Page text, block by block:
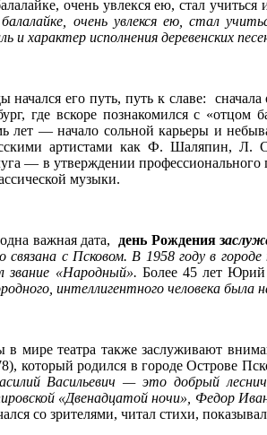
очень увлекся ею, стал учиться
очень увлекся ею, стал
и характер исполнения деревенских
начался его путь, путь к славе:
где вскоре познакомился с
лет — начало сольной карьеры и
артистами как Ф. Шаляпин, Л.
— в утверждении
музыки.
важная дата, день Рождения з
с Псковом. В 1958 году в
звание «Народный». Более 45 лет Юрий
интеллигентного человека была
мире театра также заслуживают
который родился в городе Острове
Васильевич — это добрый
«Двенадцатой ночи», Федор
со зрителями, читал стихи,